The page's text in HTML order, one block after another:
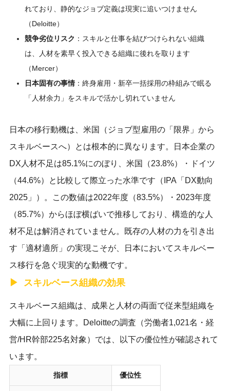
れており、静的なジョブ定義は現実に追いつけません
（Deloitte）
競争劣位リスク ：スキルと仕事を結びつけられない組織
は、人材を素早く投入できる組織に後れを取ります
（Mercer）
日本固有の事情：終身雇用・新卒一括採用の枠組みで眠る
「人材余力」をスキルで活かし切れていません
日本の移行動機は、米国（ジョブ型雇用の「限界」から
スキルベースへ）とは根本的に異なります。日本企業の
DX人材不足は85.1%にのぼり、米国（23.8%）・ドイツ
（44.6%）と比較して際立った水準です（IPA「DX動向
2025」）。この数値は2022年度（83.5%）・2023年度
（85.7%）からほぼ横ばいで推移しており、構造的な人
材不足は解消されていません。既存の人材の力を引き出
す「適材適所」の実現こそが、日本においてスキルベー
ス移行を急ぐ現実的な動機です。
スキルベース組織の効果
スキルベース組織は、成果と人材の両面で従来型組織を
大幅に上回ります。Deloitteの調査（労働者1,021名・経
営/HR幹部225名対象）では、以下の優位性が確認されて
います。
指標 優位性